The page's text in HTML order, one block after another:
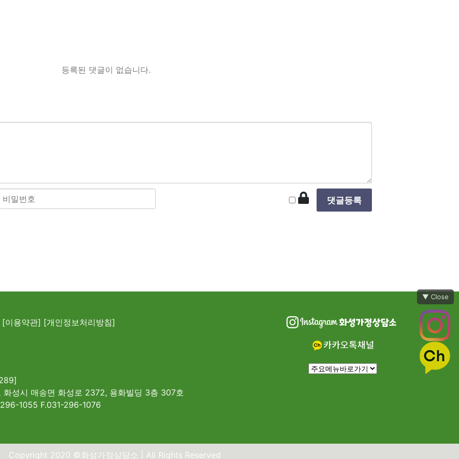
▼ Close
등록된 댓글이 없습니다.
[이용약관] [개인정보처리방침]
화성시 매송면 화성로 2372, 용화빌딩 3층 307호
1055 F.031-296-1076
Copyright 2020 ©화성가정상담소 | All Rights Reserved